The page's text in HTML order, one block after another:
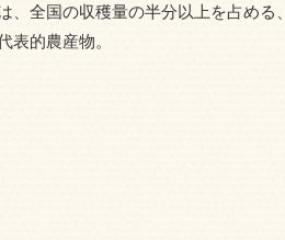
、全国の収穫量の半分以上を占める、
表的農産物。